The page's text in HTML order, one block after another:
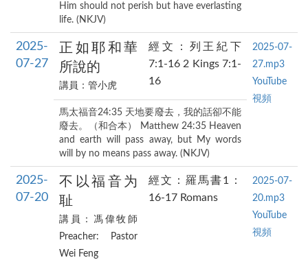
Him should not perish but have everlasting
life. (NKJV)
2025-
07-27
正如耶和華
所說的
講員：管小虎
經文：列王紀下
7:1-16 2 Kings 7:1-
16
2025-07-
27.mp3
YouTube
視頻
馬太福音24:35 天地要廢去，我的話卻不能
廢去。（和合本） Matthew 24:35 Heaven
and earth will pass away, but My words
will by no means pass away. (NKJV)
2025-
07-20
不以福音为
耻
講員：馮偉牧師
Preacher: Pastor
Wei Feng
經文：羅馬書1：
16-17 Romans
2025-07-
20.mp3
YouTube
視頻